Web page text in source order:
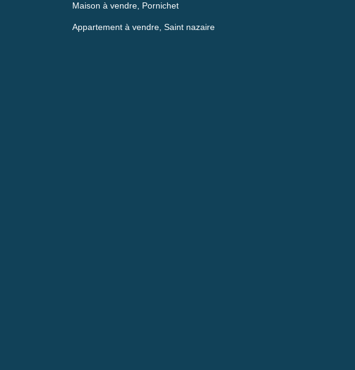
Maison à vendre, Pornichet
Appartement à vendre, Saint nazaire